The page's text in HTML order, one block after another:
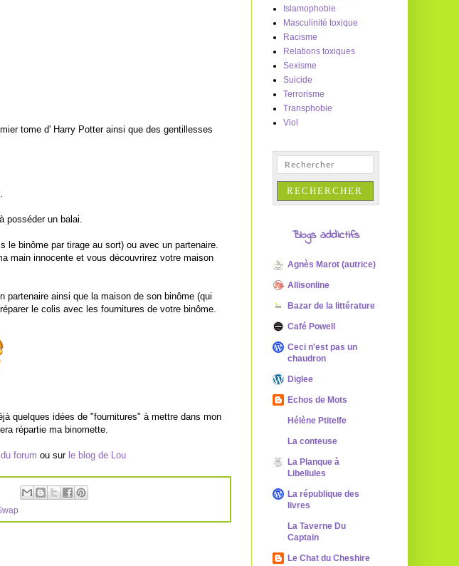
tome d' Harry Potter ainsi que des gentillesses
posséder un balai.
binôme par tirage au sort) ou avec un partenaire.
main innocente et vous découvrirez votre maison
partenaire ainsi que la maison de son binôme (qui
le colis avec les fournitures de votre binôme.
quelques idées de "fournitures" à mettre dans mon
répartie ma binomette.
forum ou surle blog de Lou
Islamophobie
Masculinité toxique
Racisme
Relations toxiques
Sexisme
Suicide
Terrorisme
Transphobie
Viol
Blogs addictifs
Agnès Marot (autrice)
Allisonline
Bazar de la littérature
Café Powell
Ceci n'est pas un
chaudron
Diglee
Echos de Mots
Hélène Ptitelfe
La conteuse
La Planque à
Libellules
La république des
livres
La Taverne Du
Captain
Le Chat du Cheshire